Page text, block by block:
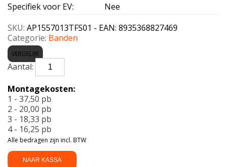
Specifiek voor EV:
Nee
SKU: AP1557013TFS01 - EAN: 8935368827469
Categorie: Banden
VERGELIJK
APLUS-
AERIX
155/70
R13
75T
aantal
NAAR KASSA
Montagekosten:
1 - 37,50 pb
2 - 20,00 pb
3 - 18,33 pb
4 - 16,25 pb
Alle bedragen zijn incl. BTW